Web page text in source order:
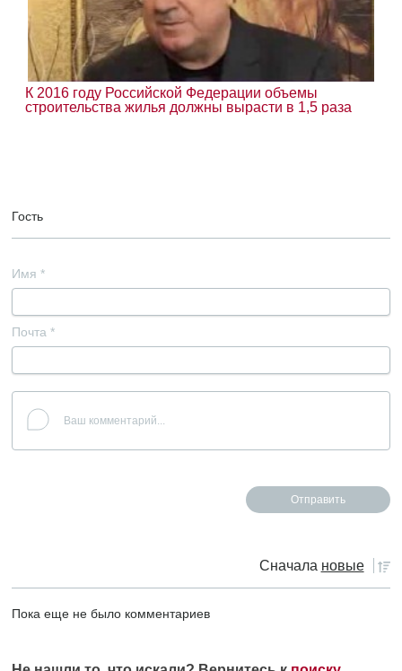
К 2016 году Российской Федерации объемы
строительства жилья должны вырасти в 1,5 раза
Гость
Имя *
Почта *
Сначала новые
Пока еще не было комментариев